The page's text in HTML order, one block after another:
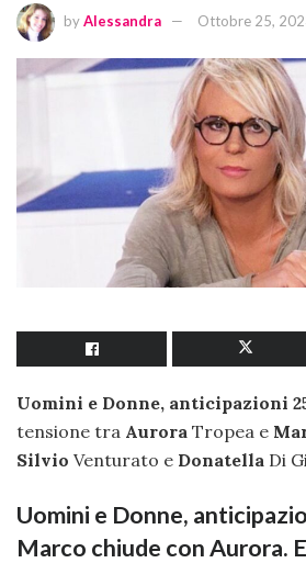
byAlessandra Ottobre 25,
Uomini e Donne, anticipazioni
tensione tra Aurora Tropea e
Silvio Venturato e Donatella Di
Uomini e Donne,
Marco chiude con Aurora.